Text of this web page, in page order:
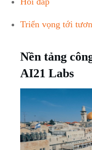
Triển vọng tới
Nền tảng
AI21 Labs